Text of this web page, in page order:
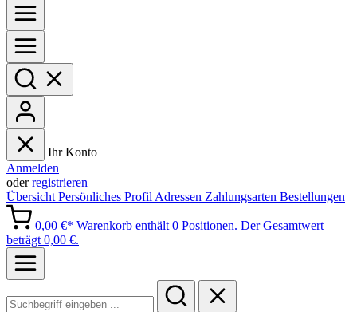
Ihr Konto
Anmelden
oderregistrieren
Übersicht Persönliches Profil Adressen Zahlungsarten Bestellungen
0,00 €* Warenkorb enthält 0 Positionen. Der Gesamtwert
beträgt 0,00 €.